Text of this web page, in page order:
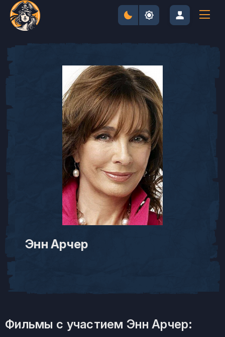
Энн Арчер
Фильмы с участием Энн Арчер: